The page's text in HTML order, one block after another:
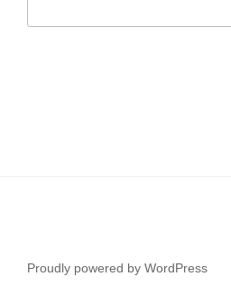
Proudly powered by WordPress